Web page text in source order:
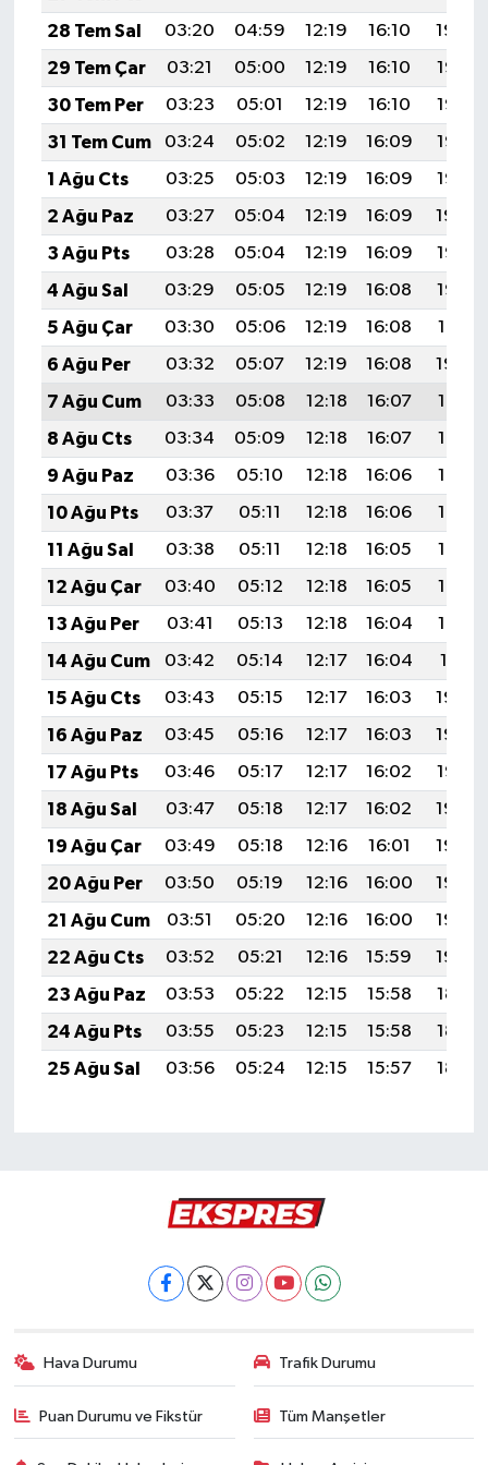
28 Tem Sal
03:20 04:59 12:19 16:10
19:29
29 Tem Çar
03:21 05:00 12:19 16:10
19:28
30 Tem Per
03:23 05:01 12:19 16:10
19:27
31 Tem Cum
03:24 05:02 12:19 16:09
19:26
1 Ağu Cts
03:25 05:03 12:19 16:09
19:25
2 Ağu Paz
03:27 05:04 12:19 16:09
19:24
3 Ağu Pts
03:28 05:04 12:19 16:09
19:23
4 Ağu Sal
03:29 05:05 12:19 16:08
19:22
5 Ağu Çar
03:30 05:06 12:19 16:08
19:21
6 Ağu Per
03:32 05:07 12:19 16:08
19:20
7 Ağu Cum
03:33 05:08 12:18 16:07
19:19
8 Ağu Cts
03:34 05:09 12:18 16:07
19:18
9 Ağu Paz
03:36 05:10 12:18 16:06
19:17
10 Ağu Pts
03:37 05:11 12:18 16:06
19:16
11 Ağu Sal
03:38 05:11 12:18 16:05
19:14
12 Ağu Çar
03:40 05:12 12:18 16:05
19:13
13 Ağu Per
03:41 05:13 12:18 16:04
19:12
14 Ağu Cum
03:42 05:14 12:17 16:04
19:11
15 Ağu Cts
03:43 05:15 12:17 16:03
19:09
16 Ağu Paz
03:45 05:16 12:17 16:03
19:08
17 Ağu Pts
03:46 05:17 12:17 16:02
19:07
18 Ağu Sal
03:47 05:18 12:17 16:02
19:06
19 Ağu Çar
03:49 05:18 12:16 16:01
19:04
20 Ağu Per
03:50 05:19 12:16 16:00
19:03
21 Ağu Cum
03:51 05:20 12:16 16:00
19:02
22 Ağu Cts
03:52 05:21 12:16 15:59
19:00
23 Ağu Paz
03:53 05:22 12:15 15:58
18:59
24 Ağu Pts
03:55 05:23 12:15 15:58
18:57
25 Ağu Sal
03:56 05:24 12:15 15:57 18:56
Hava Durumu Trafik Durumu
Puan Durumu ve Fikstür Tüm Manşetler
Rüya Tabirleri
Şaphane
Simav
Siyaset
Spor
Tavşanlı
Teknoloji
Türkiye
Video Galeri
Yaşam
Yemek Tarifleri